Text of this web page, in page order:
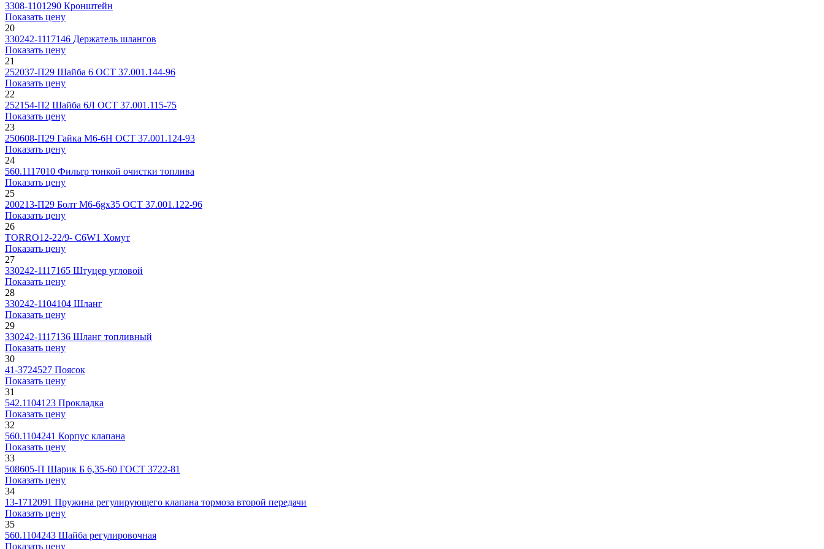
3308-1101290 Кронштейн
Показать цену
20
330242-1117146 Держатель шлангов
Показать цену
21
252037-П29 Шайба 6 ОСТ 37.001.144-96
Показать цену
22
252154-П2 Шайба 6Л ОСТ 37.001.115-75
Показать цену
23
250608-П29 Гайка М6-6Н ОСТ 37.001.124-93
Показать цену
24
560.1117010 Фильтр тонкой очистки топлива
Показать цену
25
200213-П29 Болт M6-6gx35 ОСТ 37.001.122-96
Показать цену
26
TORRO12-22/9- C6W1 Хомут
Показать цену
27
330242-1117165 Штуцер угловой
Показать цену
28
330242-1104104 Шланг
Показать цену
29
330242-1117136 Шланг топливный
Показать цену
30
41-3724527 Поясок
Показать цену
31
542.1104123 Прокладка
Показать цену
32
560.1104241 Корпус клапана
Показать цену
33
508605-П Шарик Б 6,35-60 ГОСТ 3722-81
Показать цену
34
13-1712091 Пружина регулирующего клапана тормоза второй передачи
Показать цену
35
560.1104243 Шайба регулировочная
Показать цену